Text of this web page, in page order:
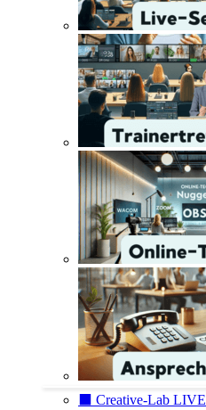
⬛️ Creative-Lab LIVE